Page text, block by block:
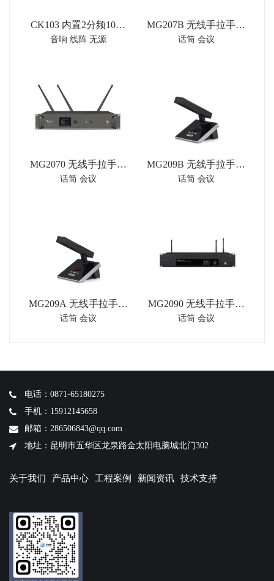
CK103 内置2分频10英
寸卡拉OK音箱扬声器
音响 线阵 无源
MG207B 无线手拉手会
议代表单元
话筒 会议
MG2070 无线手拉手主
机
话筒 会议
MG209B 无线手拉手代
表单元
话筒 会议
MG209A 无线手拉手主
席单元
话筒 会议
MG2090 无线手拉手会
议主机
话筒 会议
电话：0871-65180275
手机：15912145658
邮箱：286506843@qq.com
地址：昆明市五华区龙泉路金太阳电脑城北门302
关于我们 产品中心 工程案例 新闻资讯 技术支持